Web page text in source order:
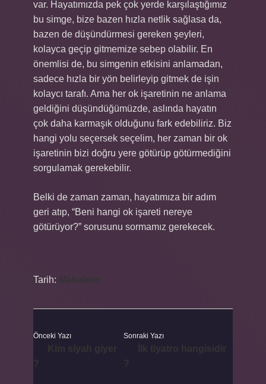
var. Hayatımızda pek çok yerde karşılaştığımız
bu simge, bize bazen hızla netlik sağlasa da,
bazen de düşündürmesi gereken şeyleri,
kolayca geçip gitmemize sebep olabilir. En
önemlisi de, bu simgenin etkisini anlamadan,
sadece hızla bir yön belirleyip gitmek de işin
kolaycı tarafı. Ama her ok işaretinin ne anlama
geldiğini düşündüğümüzde, aslında hayatın
çok daha karmaşık olduğunu fark edebiliriz. Biz
hangi yolu seçersek seçelim, her zaman bir ok
işaretinin bizi doğru yere götürüp götürmediğini
sorgulamak gerekebilir.
Belki de zaman zaman, hayatımıza bir adım
geri atıp, “Beni hangi ok işareti nereye
götürüyor?” sorusunu sormamız gerekecek.
Tarih:
Önceki Yazı Sonraki Yazı